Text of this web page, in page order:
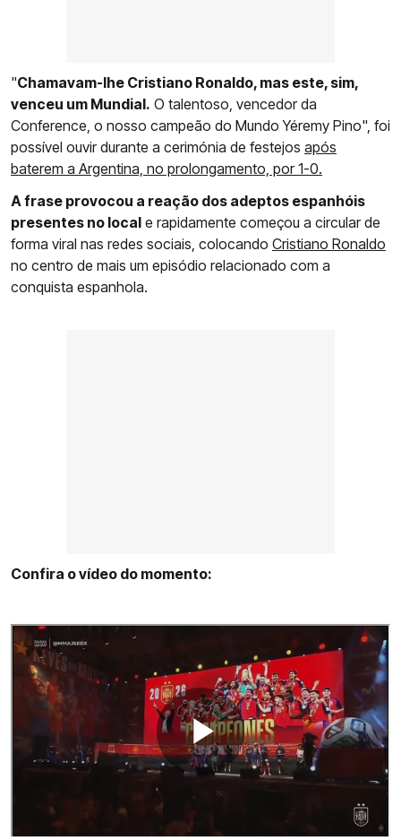
"Chamavam-lhe Cristiano Ronaldo, mas este, sim,
venceu um Mundial. O talentoso, vencedor da
Conference, o nosso campeão do Mundo Yéremy Pino", foi
possível ouvir durante a cerimónia de festejos após
baterem a Argentina, no prolongamento, por 1-0.
A frase provocou a reação dos adeptos espanhóis
presentes no local e rapidamente começou a circular de
forma viral nas redes sociais, colocando Cristiano Ronaldo
no centro de mais um episódio relacionado com a
conquista espanhola.
Confira o vídeo do momento: